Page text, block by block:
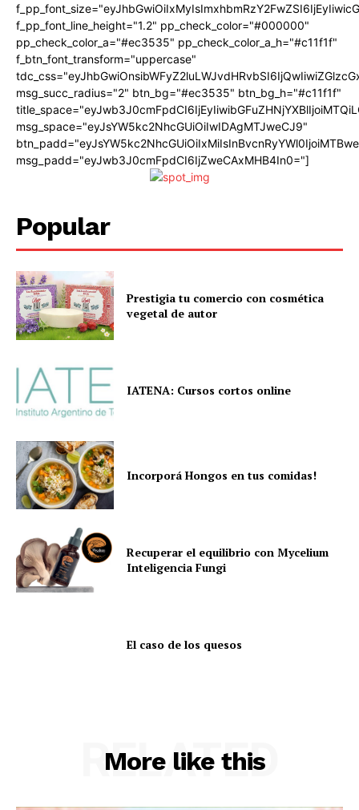
f_pp_font_line_height="1.2" pp_check_color="#000000"
pp_check_color_a="#ec3535" pp_check_color_a_h="#c11f1f"
f_btn_font_transform="uppercase"
msg_succ_radius="2" btn_bg="#ec3535" btn_bg_h="#c11f1f"
msg_space="eyJsYW5kc2NhcGUiOiIwIDAgMTJweCJ9"
msg_padd="eyJwb3J0cmFpdCI6IjZweCAxMHB4In0="]
Popular
Prestigia tu comercio con cosmética
vegetal de autor
IATENA: Cursos cortos online
Incorporá Hongos en tus comidas!
Recuperar el equilibrio con Mycelium
Inteligencia Fungi
El caso de los quesos
More like this
RELATED